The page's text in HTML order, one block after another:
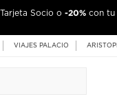
Socio o -20% con tu
VIAJES PALACIO